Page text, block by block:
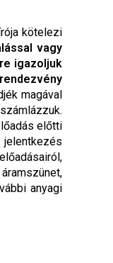
kötelezi
vagy
igazoljuk
rendezvény
magával
előtti
anyagi